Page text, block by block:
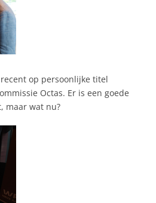
op persoonlijke titel
Octas. Er is een goede
maar wat nu?